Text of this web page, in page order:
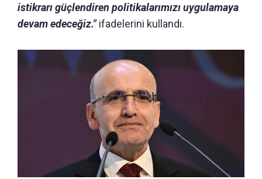
istikrarı güçlendiren politikalarımızı uygulamaya
devam edeceğiz."ifadelerini kullandı.